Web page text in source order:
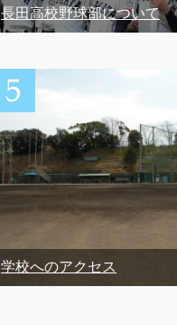
長田高校野球部について
学校へのアクセス